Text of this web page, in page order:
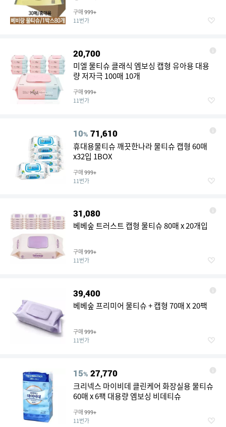
구매 999+
11번가
20,700
미엘 물티슈 클래식 엠보싱 캡형 유아용 대용
량 저자극 100매 10개
구매 999+
11번가
10% 71,610
휴대용물티슈 깨끗한나라 물티슈 캡형 60매
x32입 1BOX
구매 999+
11번가
31,080
베베숲 트러스트 캡형 물티슈 80매 x 20개입
구매 999+
11번가
39,400
베베숲 프리미어 물티슈 + 캡형 70매 X 20팩
구매 999+
11번가
15% 27,770
크리넥스 마이비데 클린케어 화장실용 물티슈
60매 x 6팩 대용량 엠보싱 비데티슈
구매 999+
11번가